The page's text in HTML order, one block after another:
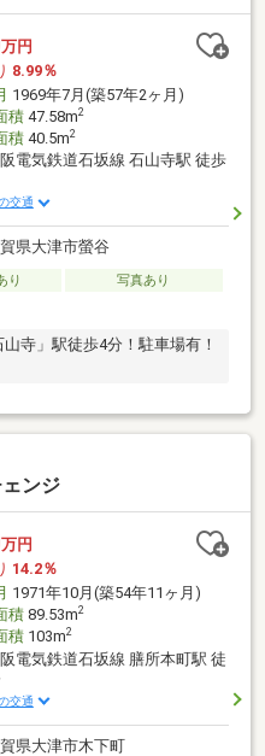
万円
8.99％
1969年7月(築57年2ヶ月)
積47.58m2
積40.5m2
電気鉄道石坂線 石山寺駅 徒歩
交通
県大津市螢谷
り
写真あり
寺」駅徒歩4分！駐車場有！
ンジ
万円
14.2％
1971年10月(築54年11ヶ月)
積89.53m2
積103m2
電気鉄道石坂線 膳所本町駅 徒
交通
県大津市木下町